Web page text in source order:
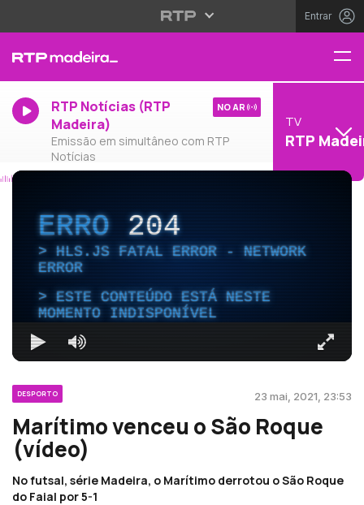
Entrar
RTP Notícias (RTP
Madeira)
Emissão em simultâneo com RTP
Notícias
NO AR
TV
RTP
ERRO204
HLS.JS FATAL ERROR - NETWORK
ERROR
ESTE CONTEÚDO ESTÁ NESTE
MOMENTO INDISPONÍVEL
DESPORTO 23 mai, 2021, 23:53
Marítimo venceu o São Roque
(vídeo)
No futsal, série Madeira, o Marítimo derrotou o São Roque
do Faial por 5-1